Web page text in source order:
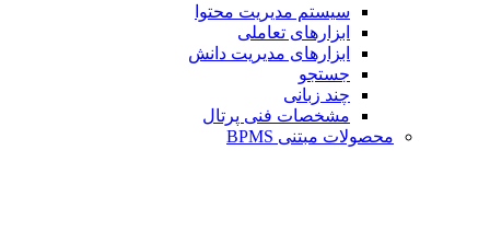
سیستم مدیریت محتوا
ابزارهای تعاملی
ابزارهای مدیریت دانش
جستجو
چند زبانی
مشخصات فنی پرتال
محصولات مبتنی BPMS